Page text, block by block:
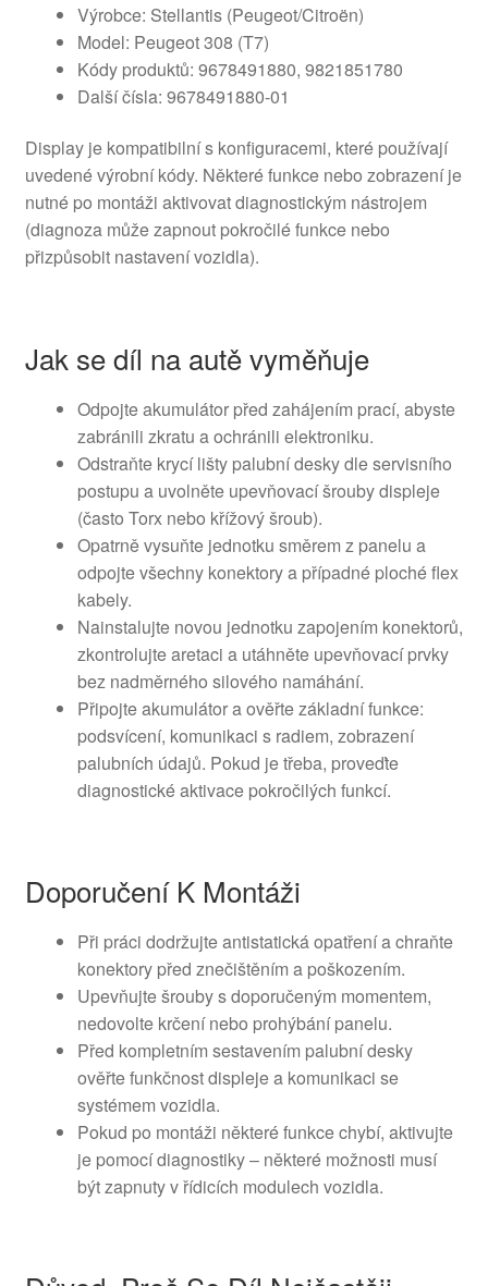
Výrobce: Stellantis (Peugeot/Citroën)
Model: Peugeot 308 (T7)
Kódy produktů: 9678491880, 9821851780
Další čísla: 9678491880-01
Display je kompatibilní s konfiguracemi, které používají
uvedené výrobní kódy. Některé funkce nebo zobrazení je
nutné po montáži aktivovat diagnostickým nástrojem
(diagnoza může zapnout pokročilé funkce nebo
přizpůsobit nastavení vozidla).
Jak se díl na autě vyměňuje
Odpojte akumulátor před zahájením prací, abyste
zabránili zkratu a ochránili elektroniku.
Odstraňte krycí lišty palubní desky dle servisního
postupu a uvolněte upevňovací šrouby displeje
(často Torx nebo křížový šroub).
Opatrně vysuňte jednotku směrem z panelu a
odpojte všechny konektory a případné ploché flex
kabely.
Nainstalujte novou jednotku zapojením konektorů,
zkontrolujte aretaci a utáhněte upevňovací prvky
bez nadměrného silového namáhání.
Připojte akumulátor a ověřte základní funkce:
podsvícení, komunikaci s radiem, zobrazení
palubních údajů. Pokud je třeba, proveďte
diagnostické aktivace pokročilých funkcí.
Doporučení K Montáži
Při práci dodržujte antistatická opatření a chraňte
konektory před znečištěním a poškozením.
Upevňujte šrouby s doporučeným momentem,
nedovolte krčení nebo prohýbání panelu.
Před kompletním sestavením palubní desky
ověřte funkčnost displeje a komunikaci se
systémem vozidla.
Pokud po montáži některé funkce chybí, aktivujte
je pomocí diagnostiky – některé možnosti musí
být zapnuty v řídicích modulech vozidla.